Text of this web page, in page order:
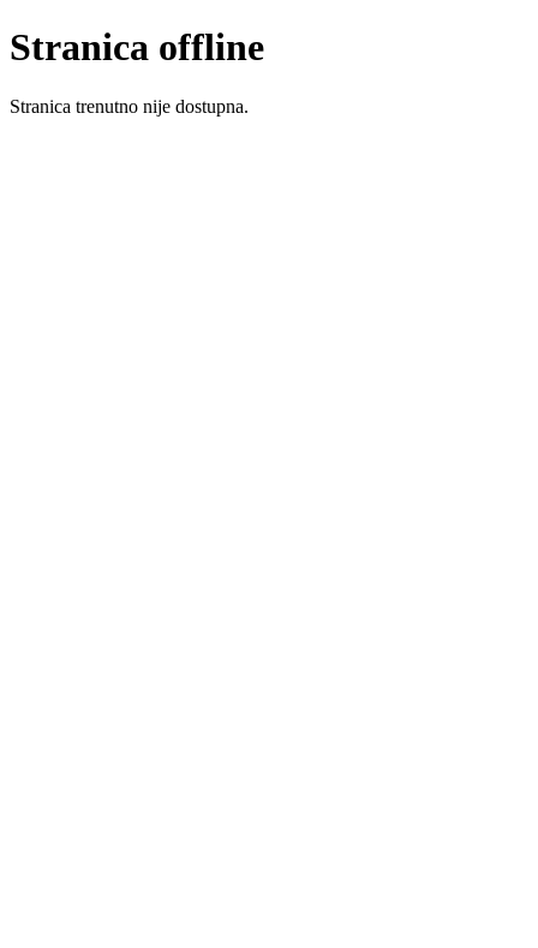
Stranica offline
Stranica trenutno nije dostupna.